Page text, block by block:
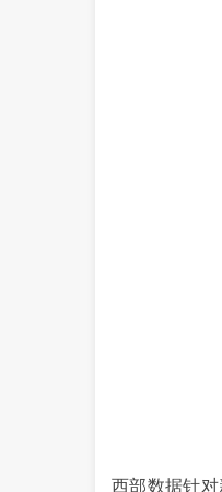
西部数据针